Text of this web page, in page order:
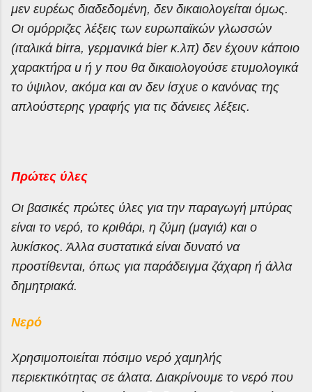
μεν ευρέως διαδεδομένη, δεν δικαιολογείται όμως.
Οι ομόρριζες λέξεις των ευρωπαϊκών γλωσσών
(ιταλικά birra, γερμανικά bier κ.λπ) δεν έχουν κάποιο
χαρακτήρα u ή y που θα δικαιολογούσε ετυμολογικά
το ύψιλον, ακόμα και αν δεν ίσχυε ο κανόνας της
απλούστερης γραφής για τις δάνειες λέξεις.
Πρώτες ύλες
Οι βασικές πρώτες ύλες για την παραγωγή μπύρας
είναι το νερό, το κριθάρι, η ζύμη (μαγιά) και ο
λυκίσκος. Άλλα συστατικά είναι δυνατό να
προστίθενται, όπως για παράδειγμα ζάχαρη ή άλλα
δημητριακά.
Νερό
Χρησιμοποιείται πόσιμο νερό χαμηλής
περιεκτικότητας σε άλατα. Διακρίνουμε το νερό που